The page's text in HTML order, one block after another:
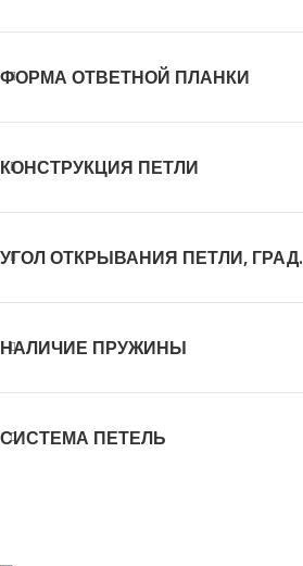
ФОРМА ОТВЕТНОЙ ПЛАНКИ
КОНСТРУКЦИЯ ПЕТЛИ
УГОЛ ОТКРЫВАНИЯ ПЕТЛИ, ГРАД.
НАЛИЧИЕ ПРУЖИНЫ
СИСТЕМА ПЕТЕЛЬ